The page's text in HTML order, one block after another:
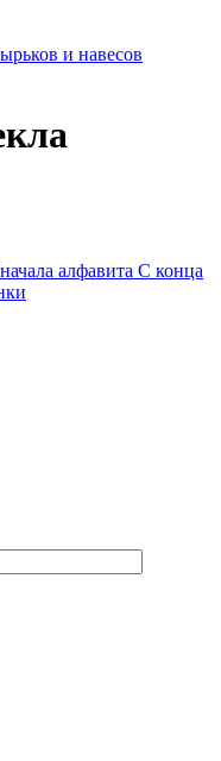
и навесов
алфавита С конца